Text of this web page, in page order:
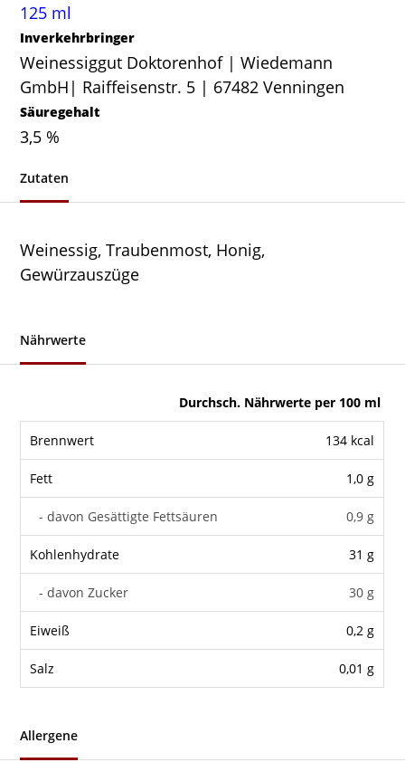
125 ml
Inverkehrbringer
Weinessiggut Doktorenhof | Wiedemann
GmbH| Raiffeisenstr. 5 | 67482 Venningen
Säuregehalt
3,5 %
Zutaten
Weinessig, Traubenmost, Honig,
Gewürzauszüge
Nährwerte
Durchsch. Nährwerte per 100 ml
Brennwert 134 kcal
Fett 1,0 g
- davon Gesättigte Fettsäuren 0,9 g
Kohlenhydrate 31 g
- davon Zucker 30 g
Eiweiß 0,2 g
Salz 0,01 g
Allergene